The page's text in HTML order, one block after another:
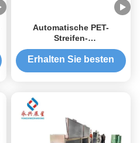
Automatische PET-
Streifen-
Extrusionsmaschine
Einschraube für die
Erhalten Sie besten